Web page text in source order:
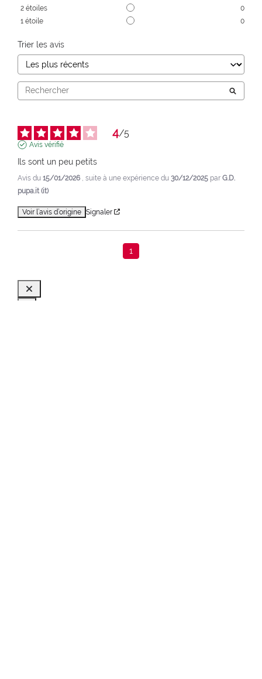
2 étoiles
0
1 étoile 0
Trier les avis
4/5
Avis vérifié
Ils sont un peu petits
Avis du 15/01/2026 , suite à une expérience du 30/12/2025 par G.D.
pupa.it (it)
Voir l’avis d’origine Signaler
1